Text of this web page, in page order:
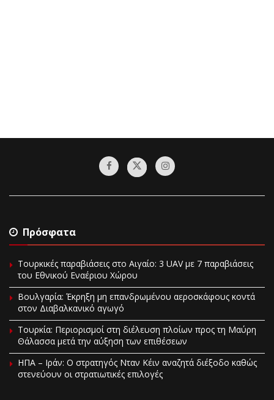
Πρόσφατα
Τουρκικές παραβιάσεις στο Αιγαίο: 3 UAV με 7 παραβιάσεις
του Εθνικού Εναέριου Χώρου
Βουλγαρία: Έκρηξη μη επανδρωμένου αεροσκάφους κοντά
στον Διαβαλκανικό αγωγό
Τουρκία: Περιορισμοί στη διέλευση πλοίων προς τη Μαύρη
Θάλασσα μετά την αύξηση των επιθέσεων
ΗΠΑ – Ιράν: Ο στρατηγός Νταν Κέιν αναζητά διέξοδο καθώς
στενεύουν οι στρατιωτικές επιλογές